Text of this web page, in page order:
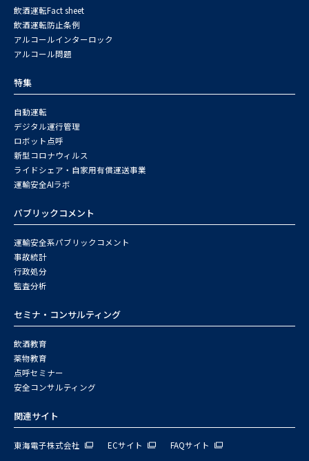
飲酒運転Fact sheet
飲酒運転防止条例
アルコールインターロック
アルコール問題
特集
自動運転
デジタル運行管理
ロボット点呼
新型コロナウィルス
ライドシェア・自家用有償運送事業
運輸安全AIラボ
パブリックコメント
運輸安全系パブリックコメント
事故統計
行政処分
監査分析
セミナ・コンサルティング
飲酒教育
薬物教育
点呼セミナー
安全コンサルティング
関連サイト
東海電子株式会社 ECサイト FAQサイト